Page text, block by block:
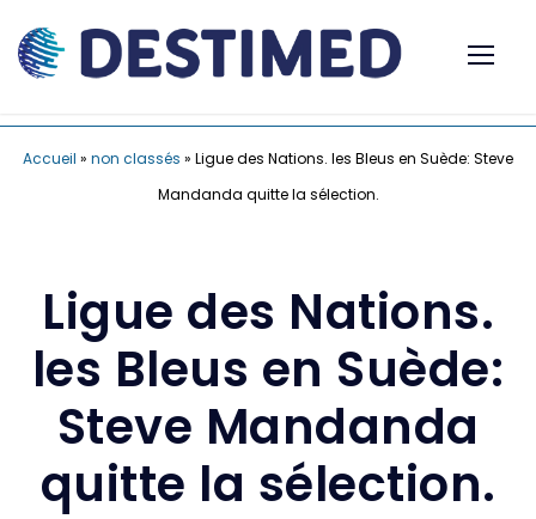
Accueil » non classés » Ligue des Nations. les Bleus en Suède: Steve
Mandanda quitte la sélection.
Ligue des Nations.
les Bleus en Suède:
Steve Mandanda
quitte la sélection.